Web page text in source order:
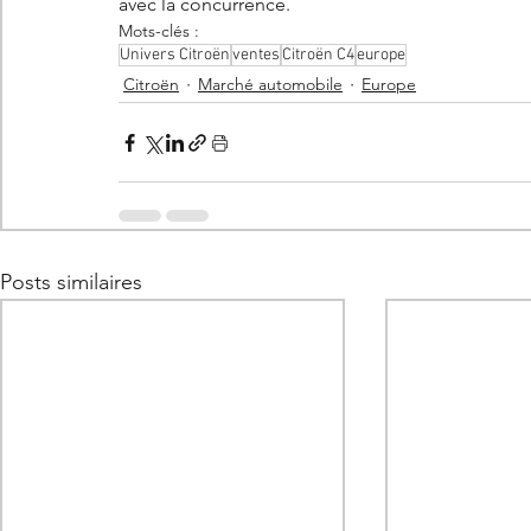
Mots-clés :
Univers Citroënventes Citroën C4europe
Citroën Marché automobile Europe
Posts similaires